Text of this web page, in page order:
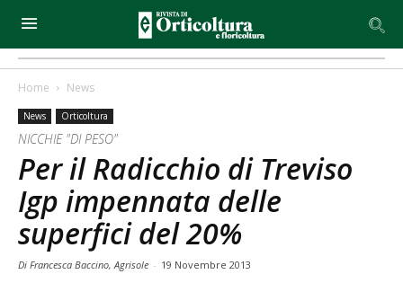
Home News
News Orticoltura
NICCHIE "DI PESO"
Per il Radicchio di Treviso
Igp impennata delle
superfici del 20%
Di Francesca Baccino, Agrisole - 19 Novembre 2013